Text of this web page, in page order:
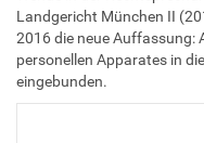
Landgericht München II
2016 die neue Auffassung:
personellen Apparates in
eingebunden.